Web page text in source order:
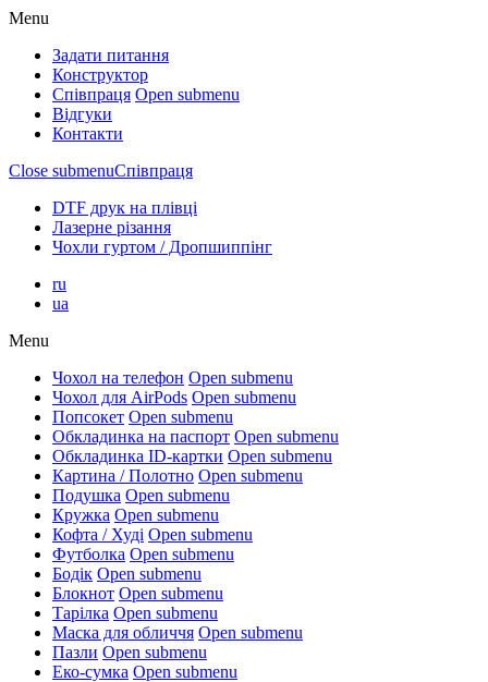
Menu
Задати питання
Конструктор
Співпраця Open submenu
Відгуки
Контакти
Close submenuСпівпраця
DTF друк на плівці
Лазерне різання
Чохли гуртом / Дропшиппінг
ru
ua
Menu
Чохол на телефон Open submenu
Чохол для AirPods Open submenu
Попсокет Open submenu
Обкладинка на паспорт Open submenu
Обкладинка ID-картки Open submenu
Картина / Полотно Open submenu
Подушка Open submenu
Кружка Open submenu
Кофта / Худі Open submenu
Футболка Open submenu
Бодік Open submenu
Блокнот Open submenu
Тарілка Open submenu
Маска для обличчя Open submenu
Пазли Open submenu
Еко-сумка Open submenu